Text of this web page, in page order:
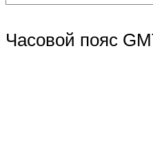
Часовой пояс